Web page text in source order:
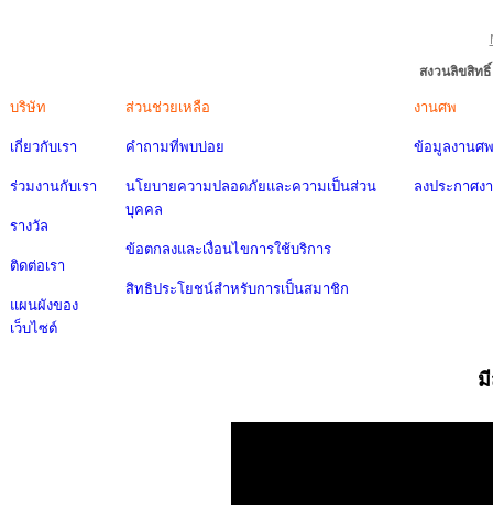
สงวนลิขสิท
บริษัท
เกี่ยวกับเรา
ร่วมงานกับเรา
รางวัล
ติดต่อเรา
แผนผังของ
เว็บไซต์
ส่วนช่วยเหลือ
คำถามที่พบบ่อย
นโยบายความปลอดภัยและความเป็นส่วน
บุคคล
ข้อตกลงและเงื่อนไขการใช้บริการ
สิทธิประโยชน์สำหรับการเป็นสมาชิก
งานศพ
ข้อมูลงานศพ
ลงประกาศง